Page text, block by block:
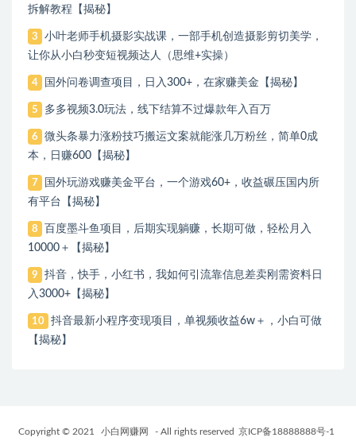
拆解教程【揭秘】
3
小叶老师手机摄影实战课，一部手机创造摄影剪切美学，
让你从小白秒变短视频达人（思维+实操）
4 国外问卷调查项目，日入300+，在家赚美金【揭秘】
5 多多视频3.0玩法，线下结算不过爆款年入百万
6
微头条暴力涨粉技巧搬运文案就能涨几万粉丝，简单0成
本，日赚600【揭秘】
7
国外玩游戏赚美金平台，一个游戏60+，收益碾压国内所
有平台【揭秘】
8
百度墨斗鱼项目，后期实现躺赚，长期可做，轻松月入
10000＋【揭秘】
9
抖音，快手，小红书，我如何引流靠信息差卖刚需资料日
入3000+【揭秘】
10
抖音最新小程序变现项目，单视频收益6w＋，小白可做
【揭秘】
Copyright © 2021 小白网赚网 - All rights reserved 京ICP备18888888号-1